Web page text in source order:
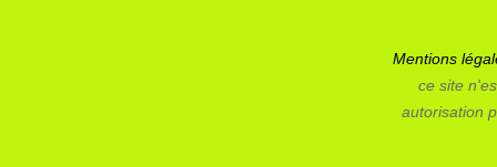
Mentions
ce site
autorisation